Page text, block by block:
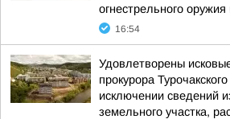
огнестрельного
16:54
Удовлетворены
прокурора
исключении сведений
земельного участка,